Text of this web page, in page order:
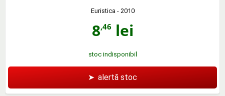
Euristica - 2010
8,46 lei
stoc indisponibil
➤ alertă stoc